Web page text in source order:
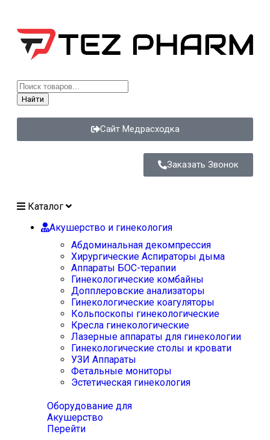
Найти
Сайт Медрасходка
Заказать Звонок
Каталог
Акушерство и гинекология
Абдоминальная декомпрессия
Хирургические Аспираторы дыма
Аппараты БОС-терапии
Гинекологические комбайны
Допплеровские анализаторы
Гинекологические коагуляторы
Кольпоскопы гинекологические
Кресла гинекологические
Лазерные аппараты для гинекологии
Гинекологические столы и кровати
УЗИ Аппараты
Фетальные мониторы
Эстетическая гинекология
Оборудование для
Акушерство
Перейти